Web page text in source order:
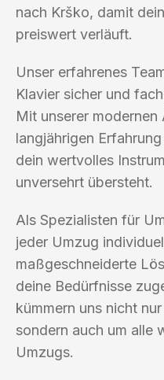
nach Krško, damit
preiswert verläuft.
Unser erfahrenes
Klavier sicher und
Mit unserer
langjährigen
dein wertvolles
unversehrt übersteht.
Als Spezialisten für
jeder Umzug
maßgeschneiderte
deine Bedürfnisse
kümmern uns nicht
sondern auch um alle
Umzugs.